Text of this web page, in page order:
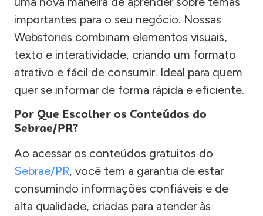
importantes para o seu negócio. Nossas
Webstories combinam elementos visuais,
texto e interatividade, criando um formato
atrativo e fácil de consumir. Ideal para quem
quer se informar de forma rápida e eficiente.
Por Que Escolher os Conteúdos do
Sebrae/PR?
Ao acessar os conteúdos gratuitos do
Sebrae/PR, você tem a garantia de estar
consumindo informações confiáveis e de
alta qualidade, criadas para atender às